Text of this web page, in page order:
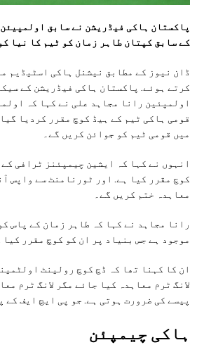
پاکستان ہاکی فیڈریشن نے سابق
کے سابق کپتان طاہر زمان کو ٹیم کا نیا
ڈان نیوز کے مطابق نیشنل ہاکی اسٹیڈیم
کرتے ہوئے. پاکستان ہاکی فیڈریشن کے
اولمپئین رانا مجاہد علی نے کہا کہ
قومی ہاکی ٹیم کے ہیڈ کوچ مقرر کردیا
میں قومی ٹیم کو جوائن کریں گے۔
انہوں نے کہا کہ ایشین چیمپئنز ٹرافی
کوچ مقرر کیا ہے. اور ٹورنامنٹ سے واپس
معاہدہ ختم کریں گے۔
رانا مجاہد نے کہا کہ طاہر زمان کے پاس
موجود ہے جس بنیاد پر ان کو کوچ مقرر کیا
ان کا کہنا تھا کہ ڈچ کوچ رولینٹ
لانگ ٹرم معاہدہ کیا جائے مگر لانگ ٹرم
پیسے کی ضرورت ہوتی ہے. جو پی ایچ ایف کے
ہاکی چیمپئن